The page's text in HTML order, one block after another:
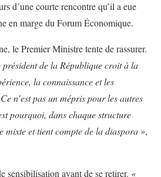
d’une courte rencontre qu’il a eue
en marge du Forum Économique.
le Premier Ministre tente de rassurer.
président de la République croit à la
la connaissance et les
n’est pas un mépris pour les autres
pourquoi, dans chaque structure
mixte et tient compte de la diaspora »,
sensibilisation avant de se retirer. «